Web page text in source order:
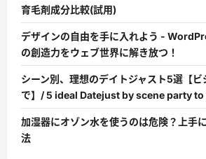
育毛剤成分比較(試用)
デザインの自由を手に入れよう -
の創造力をウェブ世界に解き放つ！
シーン別、理想のデイトジャスト5選【ビ
で】/ 5 ideal Datejust by scene party
加湿器にオゾン水を使うのは危険？上手
法